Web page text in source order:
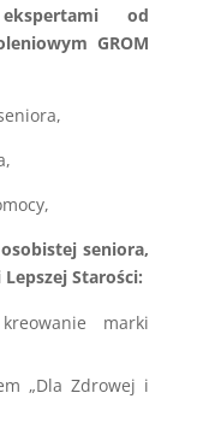
od
GROM
seniora,
Starości:
marki
„Dla Zdrowej i